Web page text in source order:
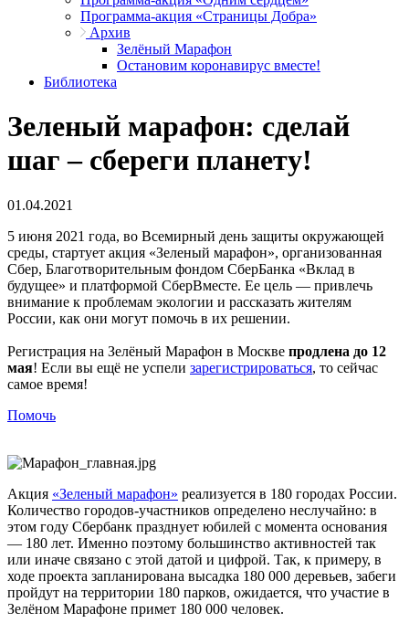
Программа-акция «Страницы Добра»
Архив
Зелёный Марафон
Остановим коронавирус вместе!
Библиотека
Зеленый марафон: сделай
шаг – сбереги планету!
01.04.2021
5 июня 2021 года, во Всемирный день защиты окружающей
среды, стартует акция «Зеленый марафон», организованная
Сбер, Благотворительным фондом СберБанка «Вклад в
будущее» и платформой СберВместе. Ее цель — привлечь
внимание к проблемам экологии и рассказать жителям
России, как они могут помочь в их решении.
Регистрация на Зелёный Марафон в Москве продлена до 12
мая! Если вы ещё не успели зарегистрироваться, то сейчас
самое время!
Помочь
Акция «Зеленый марафон» реализуется в 180 городах России.
Количество городов-участников определено неслучайно: в
этом году Сбербанк празднует юбилей с момента основания
— 180 лет. Именно поэтому большинство активностей так
или иначе связано с этой датой и цифрой. Так, к примеру, в
ходе проекта запланирована высадка 180 000 деревьев, забеги
пройдут на территории 180 парков, ожидается, что участие в
Зелёном Марафоне примет 180 000 человек.